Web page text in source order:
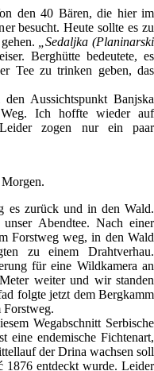
den 40 Bären, die hier im
besucht. Heute sollte es zu
„Sedaljka (Planinarski
Berghütte bedeutete, es
Tee zu trinken geben, das
Aussichtspunkt Banjska
Ich hoffte wieder auf
zogen nur ein paar
es zurück und in den Wald.
Abendtee. Nach einer
Forstweg weg, in den Wald
zu einem Drahtverhau.
für eine Wildkamera an
weiter und wir standen
folgte jetzt dem Bergkamm
Forstweg.
Wegabschnitt Serbische
eine endemische Fichtenart,
der Drina wachsen soll
1876 entdeckt wurde. Leider